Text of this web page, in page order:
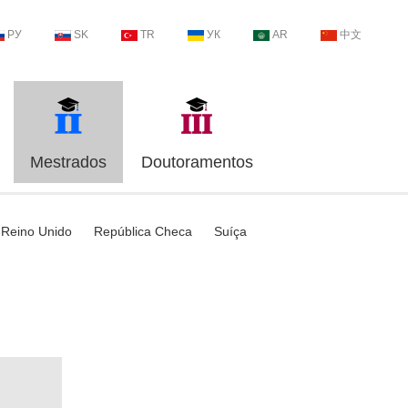
РУ SK TR УК AR 中文
Mestrados Doutoramentos
Reino Unido República Checa Suíça